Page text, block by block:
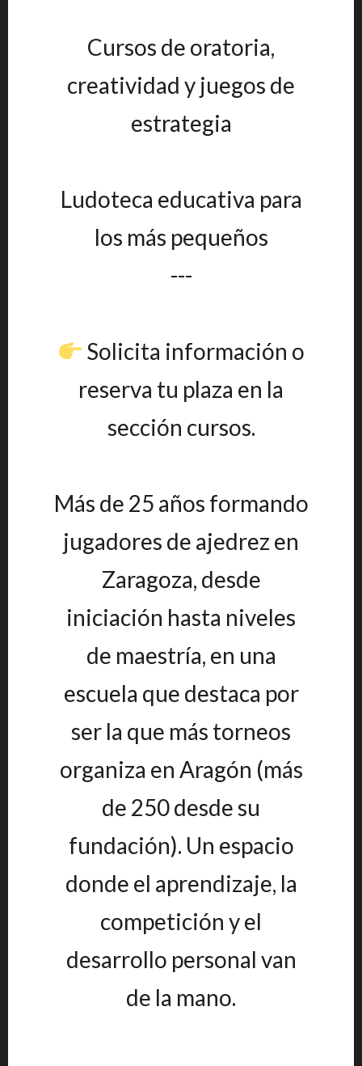
Cursos de oratoria,
creatividad y juegos de
estrategia
Ludoteca educativa para
los más pequeños
---
Solicita información o
reserva tu plaza en la
sección cursos.
Más de 25 años formando
jugadores de ajedrez en
Zaragoza, desde
iniciación hasta niveles
de maestría, en una
escuela que destaca por
ser la que más torneos
organiza en Aragón (más
de 250 desde su
fundación). Un espacio
donde el aprendizaje, la
competición y el
desarrollo personal van
de la mano.